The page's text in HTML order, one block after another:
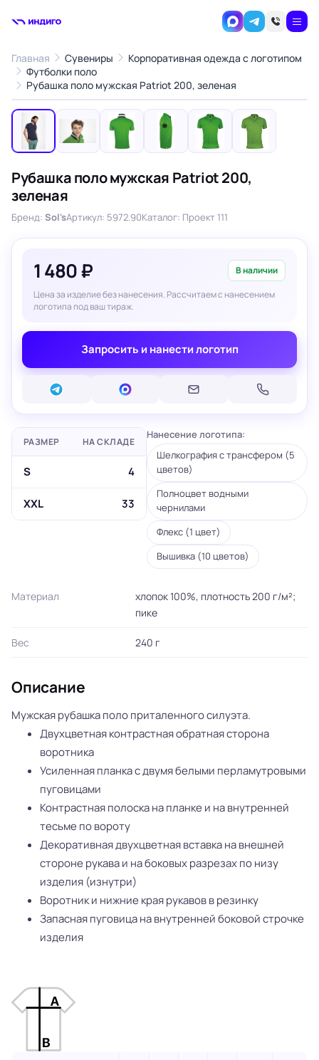
Главная Сувениры
Корпоративная одежда с логотипом
Футболки поло
Рубашка поло мужская Patriot 200, зеленая
‹ ›
Рубашка поло мужская Patriot 200,
зеленая
Бренд: Sol'sАртикул: 5972.90Каталог: Проект 111
1 480 ₽ В наличии
Цена за изделие без нанесения. Рассчитаем с нанесением
логотипа под ваш тираж.
Запросить и нанести логотип
РАЗМЕР НА СКЛАДЕ
S 4
XXL 33
Нанесение логотипа:
Шелкография с трансфером (5
цветов)
Полноцвет водными
чернилами
Флекс (1 цвет)
Вышивка (10 цветов)
Материал
хлопок 100%, плотность 200 г/м²;
пике
Вес 240 г
Описание
Мужская рубашка поло приталенного силуэта.
Двухцветная контрастная обратная сторона
воротника
Усиленная планка с двумя белыми перламутровыми
пуговицами
Контрастная полоска на планке и на внутренней
тесьме по вороту
Декоративная двухцветная вставка на внешней
стороне рукава и на боковых разрезах по низу
изделия (изнутри)
Воротник и нижние края рукавов в резинку
Запасная пуговица на внутренней боковой строчке
изделия